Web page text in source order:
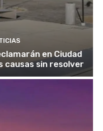
en Ciudad
causas sin resolver